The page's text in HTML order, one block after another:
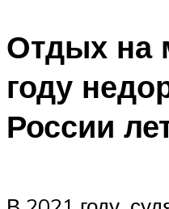
Отдых на
году
России